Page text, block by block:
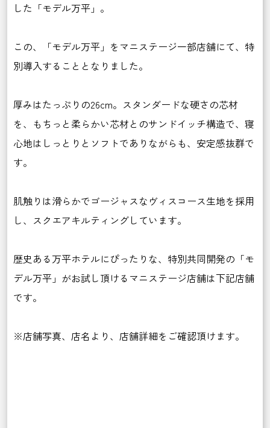
した「モデル万平」。
この、「モデル万平」をマニステージ一部店舗にて、特
別導入することとなりました。
厚みはたっぷりの26cm。スタンダードな硬さの芯材
を、もちっと柔らかい芯材とのサンドイッチ構造で、寝
心地はしっとりとソフトでありながらも、安定感抜群で
す。
肌触りは滑らかでゴージャスなヴィスコース生地を採用
し、スクエアキルティングしています。
歴史ある万平ホテルにぴったりな、特別共同開発の「モ
デル万平」がお試し頂けるマニステージ店舗は下記店舗
です。
※店舗写真、店名より、店舗詳細をご確認頂けます。